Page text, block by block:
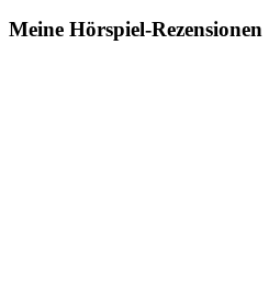
–
Dicke
Meine Hörspiel-Rezensionen